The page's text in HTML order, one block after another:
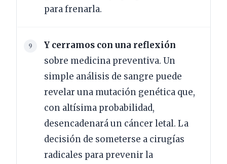
para frenarla.
Y cerramos con una reflexión
sobre medicina preventiva. Un
simple análisis de sangre puede
revelar una mutación genética que,
con altísima probabilidad,
desencadenará un cáncer letal. La
decisión de someterse a cirugías
radicales para prevenir la